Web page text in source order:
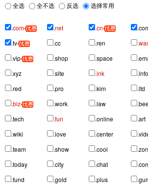
全选 全不选 反选 选择常用
.com .net .cn
.tv
.cc .ren
.vip
.shop .space
.xyz
.site .ink .info
.red
.pro .kim .ltd
.biz
.work .law
.tech
.fun .online .art
.wiki
.love .center
.team
.show .cool
.today
.city .chat
.fund
.gold .plus